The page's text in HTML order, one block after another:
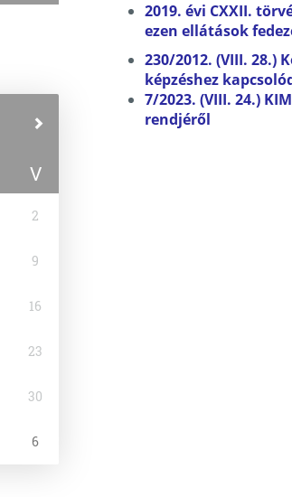
V
2
9
16
23
30
6
2019. évi CXXII.
ezen ellátások
230/2012. (VIII. 28.)
képzéshez
7/2023. (VIII. 24.)
rendjéről